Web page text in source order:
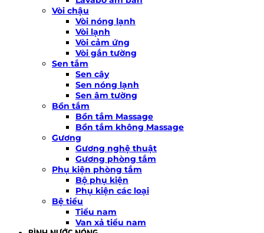
Vòi chậu
Vòi nóng lạnh
Vòi lạnh
Vòi cảm ứng
Vòi gắn tường
Sen tắm
Sen cây
Sen nóng lạnh
Sen âm tường
Bồn tắm
Bồn tắm Massage
Bồn tắm không Massage
Gương
Gương nghệ thuật
Gương phòng tắm
Phụ kiện phòng tắm
Bộ phụ kiện
Phụ kiện các loại
Bệ tiểu
Tiểu nam
Van xả tiểu nam